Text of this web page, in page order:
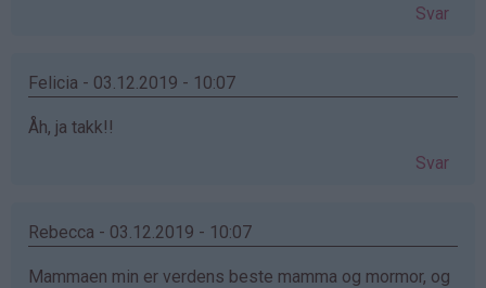
Svar
Felicia - 03.12.2019 - 10:07
Åh, ja takk!!
Svar
Rebecca - 03.12.2019 - 10:07
Mammaen min er verdens beste mamma og mormor, og